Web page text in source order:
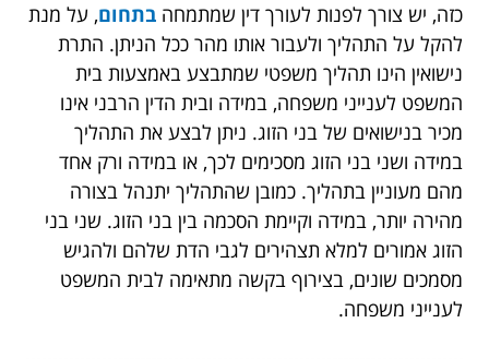
כזה, יש צורך לפנות לעורך דין שמתמחה בתחום, על מנת
להקל על התהליך ולעבור אותו מהר ככל הניתן. התרת
נישואין הינו תהליך משפטי שמתבצע באמצעות בית
המשפט לענייני משפחה, במידה ובית הדין הרבני אינו
מכיר בנישואים של בני הזוג. ניתן לבצע את התהליך
במידה ושני בני הזוג מסכימים לכך, או במידה ורק אחד
מהם מעוניין בתהליך. כמובן שהתהליך יתנהל בצורה
מהירה יותר, במידה וקיימת הסכמה בין בני הזוג. שני בני
הזוג אמורים למלא תצהירים לגבי הדת שלהם ולהגיש
מסמכים שונים, בצירוף בקשה מתאימה לבית המשפט
לענייני משפחה.